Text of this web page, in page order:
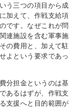
う三つの項目から成
加えて、作戦支給項
です。なぜこれが問
連施設を含む軍事施
の費用と、加えて駐
よという要求であっ
分担金というのは基
あるはずが、作戦支
支援へと目的範囲が